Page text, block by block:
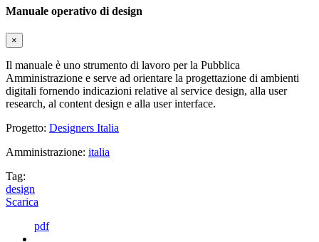
Manuale operativo di design
×
Il manuale è uno strumento di lavoro per la Pubblica
Amministrazione e serve ad orientare la progettazione di ambienti
digitali fornendo indicazioni relative al service design, alla user
research, al content design e alla user interface.
Progetto: Designers Italia
Amministrazione: italia
Tag:
design
Scarica
pdf